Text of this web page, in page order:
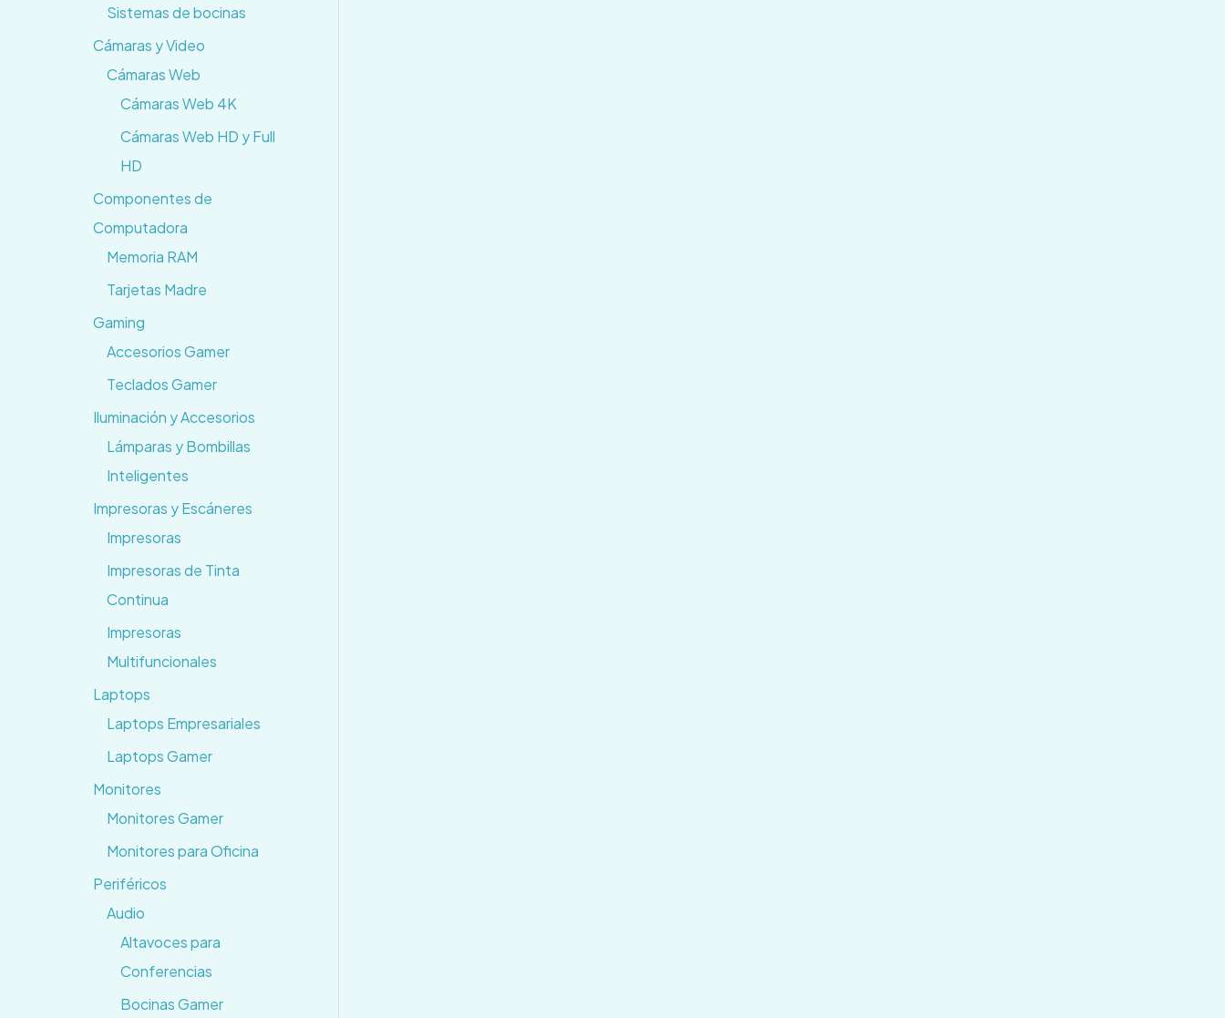
Sistemas de bocinas
Cámaras y Video
Cámaras Web
Cámaras Web 4K
Cámaras Web HD y Full
HD
Componentes de
Computadora
Memoria RAM
Tarjetas Madre
Gaming
Accesorios Gamer
Teclados Gamer
Iluminación y Accesorios
Lámparas y Bombillas
Inteligentes
Impresoras y Escáneres
Impresoras
Impresoras de Tinta
Continua
Impresoras
Multifuncionales
Laptops
Laptops Empresariales
Laptops Gamer
Monitores
Monitores Gamer
Monitores para Oficina
Periféricos
Audio
Altavoces para
Conferencias
Bocinas Gamer